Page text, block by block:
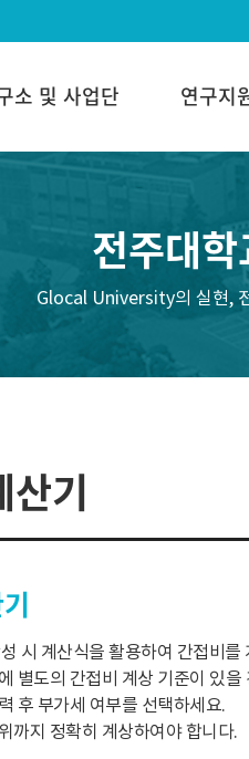
소 및 사업단 연구지
전주대
Glocal University의 실현,
산기
시 계산식을 활용하여 간접비를
별도의 간접비 계상 기준이 있
후 부가세 여부를 선택하세요.
까지 정확히 계상하여야 합니다.